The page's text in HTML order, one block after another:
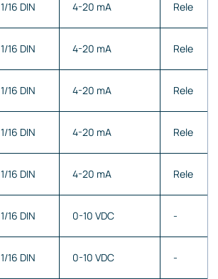
1/16 DIN 4-20 mA Rele
1/16 DIN 4-20 mA Rele
1/16 DIN 4-20 mA Rele
1/16 DIN 4-20 mA Rele
1/16 DIN 4-20 mA Rele
1/16 DIN 0-10 VDC -
1/16 DIN 0-10 VDC -